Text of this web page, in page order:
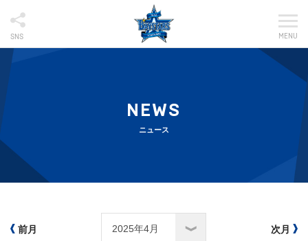
SNS MENU
NEWS
ニュース
前月 次月